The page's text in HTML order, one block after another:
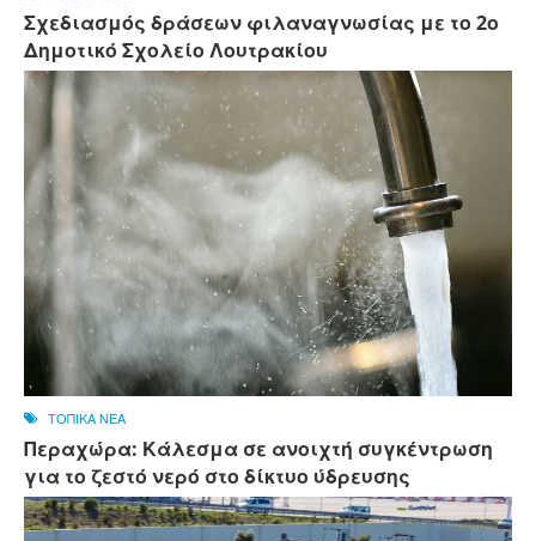
Σχεδιασμός δράσεων φιλαναγνωσίας με το 2ο
Δημοτικό Σχολείο Λουτρακίου
ΤΟΠΙΚΑ ΝΕΑ
Περαχώρα: Κάλεσμα σε ανοιχτή συγκέντρωση
για το ζεστό νερό στο δίκτυο ύδρευσης